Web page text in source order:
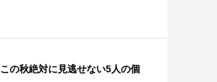
この秋絶対に見逃せない5人の個